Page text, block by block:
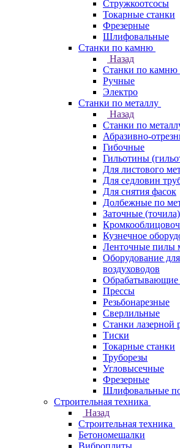
Стружкоотсосы
Токарные станки
Фрезерные
Шлифовальные
Станки по камню
Назад
Станки по камню
Ручные
Электро
Станки по металлу
Назад
Станки по
Абразивно-
Гибочные
Гильотины
Для листового
Для седловин
Для снятия фасок
Долбежные по
Заточные (точила)
Кузнечное
Ленточные пилы
Оборудование
воздуховодов
Прессы
Резьбонарезные
Сверлильные
Станки лазерной
Тиски
Токарные станки
Труборезы
Угловысечные
Фрезерные
Шлифовальные
Строительная техника
Назад
Строительная техника
Бетономешалки
Виброплиты